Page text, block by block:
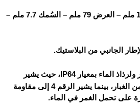
أبعاد الهاتف: الطول 166 ملم – العرض 79 ملم – السُمك 7.7 ملم –
الجانبي من البلاستيك.
الجهاز يأتي مقاوم للغبار ولرذاذ الماء بمعيار IP64، حيث يشير
الرقم 6 إلى حماية ممتازة من الغبار، بينما يشير الرقم 4 إلى مقاومة
على تحمل الغمر في الماء.